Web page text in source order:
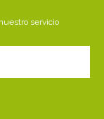
servicio